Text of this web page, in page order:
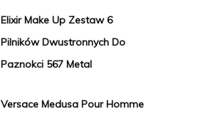
Elixir Make Up Zestaw 6
Pilników Dwustronnych Do
Paznokci 567 Metal
Versace Medusa Pour Homme